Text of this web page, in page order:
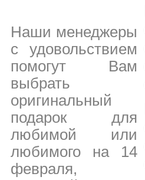
Наши менеджеры
с удовольствием
помогут Вам
выбрать
оригинальный
подарок для
любимой или
любимого на 14
февраля,